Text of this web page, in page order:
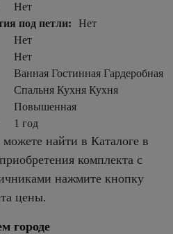
Нет
под петли:
Нет
Нет
Нет
Ванная Гостинная Гардеробная
Спальня Кухня Кухня
Повышенная
1 год
найти в Каталоге в
комплекта с
нажмите кнопку
цены.
городе